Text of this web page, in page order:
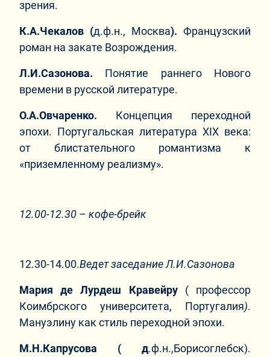
зрения.
К.А.Чекалов (д.ф.н., Москва). Французский
роман на закате Возрождения.
Л.И.Сазонова. Понятие раннего Нового
времени в русской литературе.
О.А.Овчаренко. Концепция переходной
эпохи. Португальская литература XIX века:
от блистательного романтизма к
«приземленному реализму».
12.00-12.30 – кофе-брейк
12.30-14.00.Ведет заседание Л.И.Сазонова
Мария де Лурдеш Кравейру ( профессор
Коимбрского университета,
Португалия).
Мануэлину как стиль переходной эпохи.
М.Н.Капрусова ( д.ф.н.,Борисоглебск).